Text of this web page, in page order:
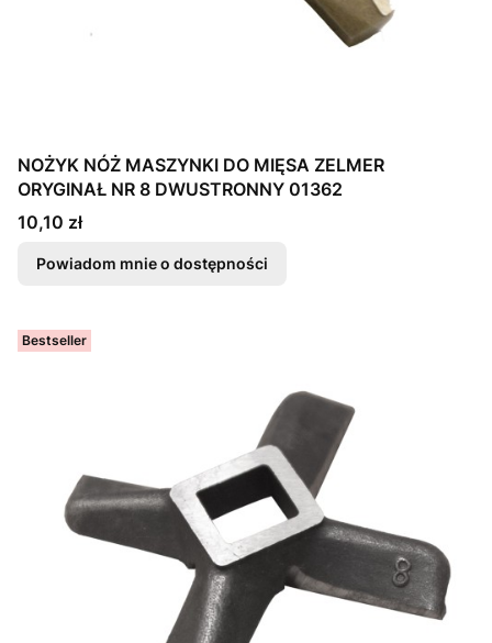
NOŻYK NÓŻ MASZYNKI DO MIĘSA ZELMER
ORYGINAŁ NR 8 DWUSTRONNY 01362
Cena
10,10 zł
Powiadom mnie o dostępności
Bestseller